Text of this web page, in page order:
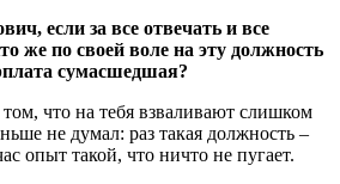
если за все отвечать и все
же по своей воле на эту должность
сумасшедшая?
что на тебя взваливают слишком
не думал: раз такая должность –
опыт такой, что ничто не пугает.